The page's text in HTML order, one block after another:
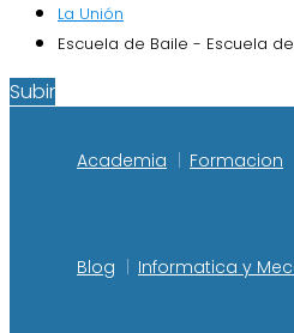
La Unión
Escuela de Baile - Escuela
Subir
Academia Formacion
Blog Informatica y